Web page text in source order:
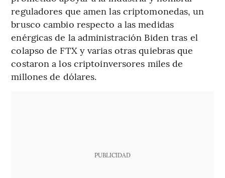
reguladores que amen las criptomonedas, un
brusco cambio respecto a las medidas
enérgicas de la administración Biden tras el
colapso de FTX y varias otras quiebras que
costaron a los criptoinversores miles de
millones de dólares.
PUBLICIDAD